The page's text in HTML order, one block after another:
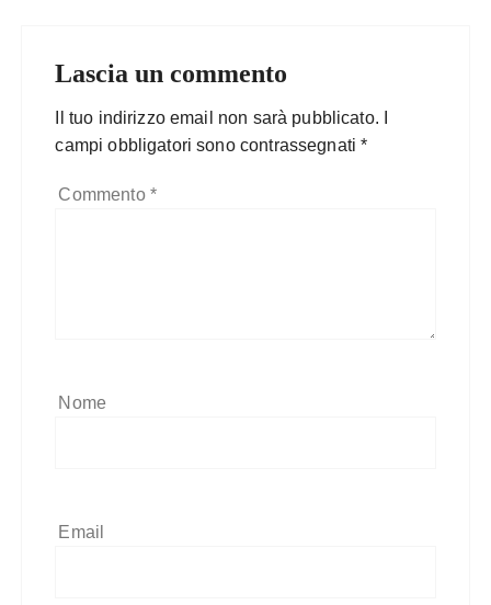
Lascia un commento
Il tuo indirizzo email non sarà pubblicato.
campi obbligatori sono contrassegnati*
Commento *
Nome
Email